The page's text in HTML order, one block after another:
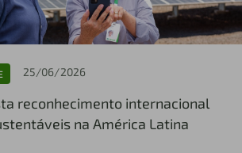
25/06/2026
reconhecimento internacional
na América Latina